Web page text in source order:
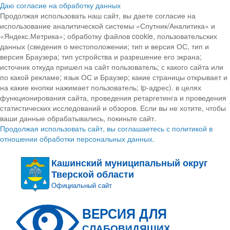
Даю согласие на обработку данных
Продолжая использовать наш сайт, вы даете согласие на
использование аналитической системы «Спутник/Аналитика» и
«Яндекс.Метрика»; обработку файлов cookie, пользовательских
данных (сведения о местоположении; тип и версия ОС, тип и
версия Браузера; тип устройства и разрешение его экрана;
источник откуда пришел на сайт пользователь; с какого сайта или
по какой рекламе; язык ОС и Браузер; какие страницы открывает и
на какие кнопки нажимает пользователь; ip-адрес). в целях
функционирования сайта, проведения ретаргетинга и проведения
статистических исследований и обзоров. Если вы не хотите, чтобы
ваши данные обрабатывались, покиньте сайт.
Продолжая использовать сайт, вы соглашаетесь с политикой в
отношении обработки персональных данных.